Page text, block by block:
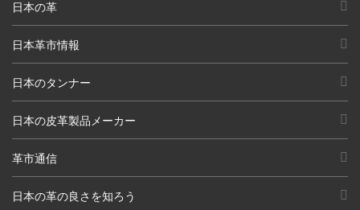
日本の革
日本革市情報
日本のタンナー
日本の皮革製品メーカー
革市通信
日本の革の良さを知ろう